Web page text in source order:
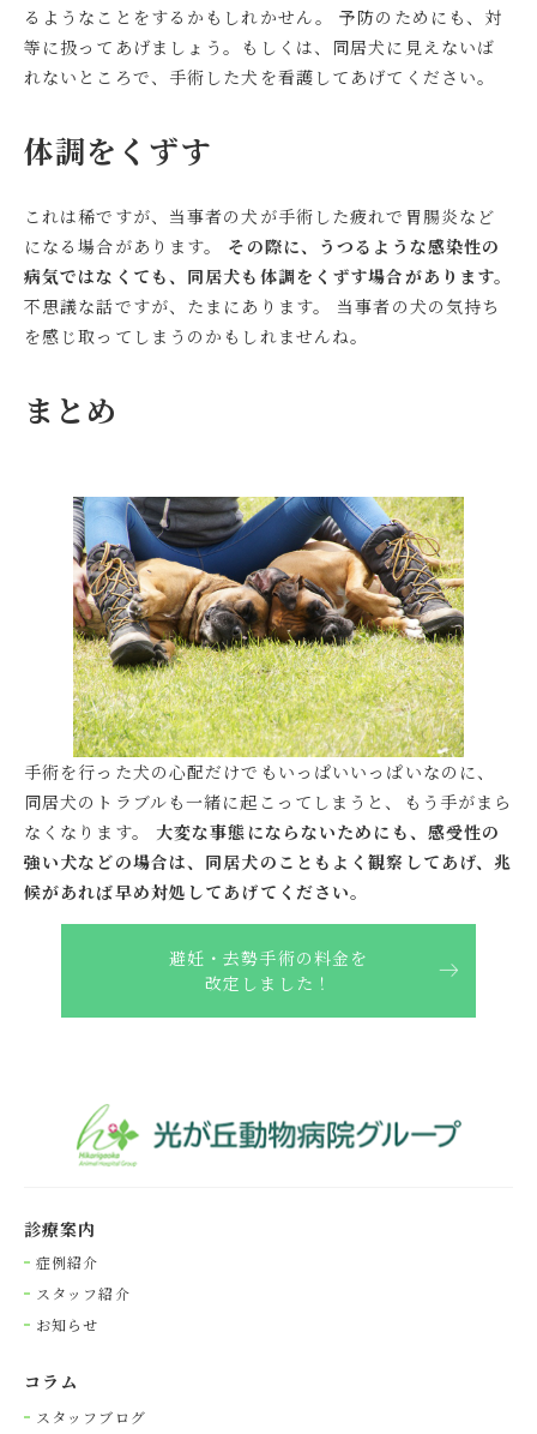
るようなことをするかもしれかせん。 予防のためにも、対
等に扱ってあげましょう。もしくは、同居犬に見えないば
れないところで、手術した犬を看護してあげてください。
体調をくずす
これは稀ですが、当事者の犬が手術した疲れで胃腸炎など
になる場合があります。 その際に、うつるような感染性の
病気ではなくても、同居犬も体調をくずす場合があります。
不思議な話ですが、たまにあります。 当事者の犬の気持ち
を感じ取ってしまうのかもしれませんね。
まとめ
手術を行った犬の心配だけでもいっぱいいっぱいなのに、
同居犬のトラブルも一緒に起こってしまうと、もう手がまら
なくなります。 大変な事態にならないためにも、感受性の
強い犬などの場合は、同居犬のこともよく観察してあげ、兆
候があれば早め対処してあげてください。
避妊・去勢手術の料金を
改定しました！
診療案内
症例紹介
スタッフ紹介
お知らせ
コラム
スタッフブログ